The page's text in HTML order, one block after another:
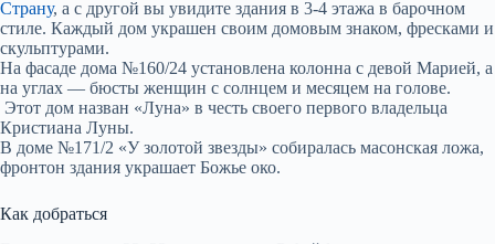
Страну, а с другой вы увидите здания в 3-4 этажа в барочном
стиле. Каждый дом украшен своим домовым знаком, фресками и
скульптурами.
На фасаде дома №160/24 установлена колонна с девой Марией, а
на углах — бюсты женщин с солнцем и месяцем на голове.
Этот дом назван «Луна» в честь своего первого владельца
Кристиана Луны.
В доме №171/2 «У золотой звезды» собиралась масонская ложа,
фронтон здания украшает Божье око.
Как добраться